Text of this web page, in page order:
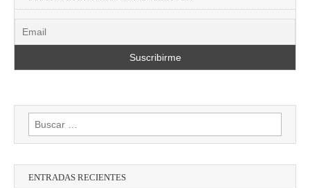
Buscar:
ENTRADAS RECIENTES